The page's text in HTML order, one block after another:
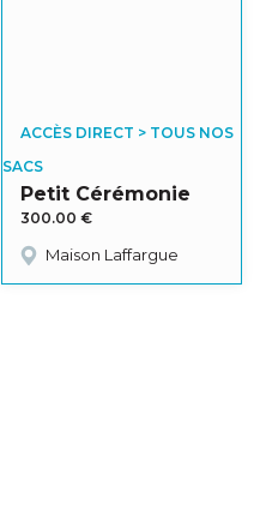
ACCÈS DIRECT > TOUS NOS
SACS
Petit Cérémonie
300.00€
Maison Laffargue